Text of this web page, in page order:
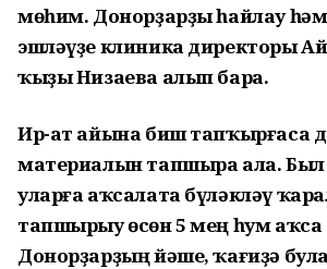
мөһим. Донорҙарҙы һайлау
эшләүҙе клиника директоры
ҡыҙы Низаева алып бара.
Ир-ат айына биш тапҡырғаса
материалын тапшыра ала. Был
уларға аҡсалата бүләкләү
тапшырыу өсөн 5 мең һум аҡса
Донорҙарҙың йәше, ҡағиҙә